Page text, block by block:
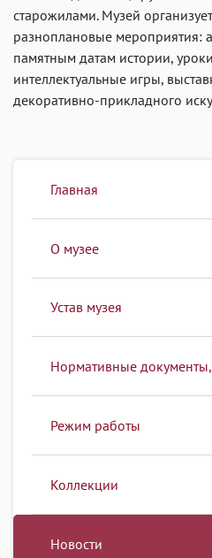
старожилами. Музей
разноплановые мероприятия:
памятным датам истории,
интеллектуальные игры,
декоративно-прикладного
Главная
О музее
Устав музея
Нормативные
Режим работы
Коллекции
Новости